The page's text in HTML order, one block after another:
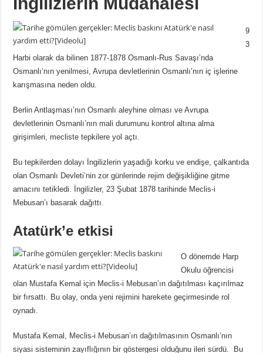
9
3
Harbi olarak da bilinen 1877-1878 Osmanlı-Rus Savaşı’nda
Osmanlı’nın yenilmesi, Avrupa devletlerinin Osmanlı’nın iç işlerine
karışmasına neden oldu.
Berlin Antlaşması’nın Osmanlı aleyhine olması ve Avrupa
devletlerinin Osmanlı’nın mali durumunu kontrol altına alma
girişimleri, mecliste tepkilere yol açtı.
Bu tepkilerden dolayı İngilizlerin yaşadığı korku ve endişe, çalkantıda
olan Osmanlı Devleti’nin zor günlerinde rejim değişikliğine gitme
amacını tetikledi. İngilizler, 23 Şubat 1878 tarihinde Meclis-i
Mebusan’ı basarak dağıttı.
Atatürk’e etkisi
O dönemde Harp
Okulu öğrencisi
olan Mustafa Kemal için Meclis-i Mebusan’ın dağıtılması kaçırılmaz
bir fırsattı. Bu olay, onda yeni rejimini harekete geçirmesinde rol
oynadı.
Mustafa Kemal, Meclis-i Mebusan’ın dağıtılmasının Osmanlı’nın
siyasi sisteminin zayıflığının bir göstergesi olduğunu ileri sürdü.
Bu